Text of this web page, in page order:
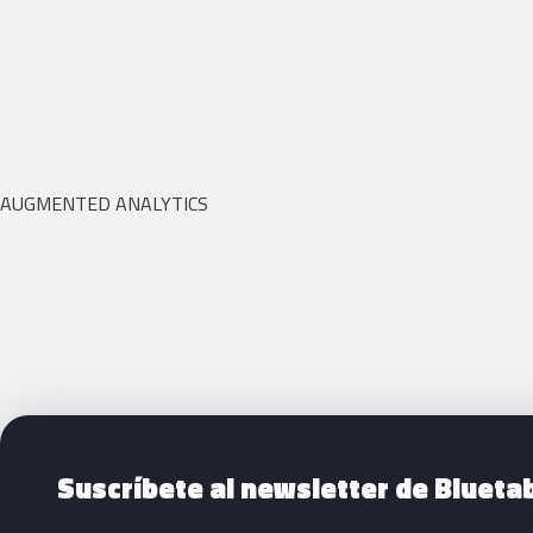
AUGMENTED ANALYTICS
Siguientes pasos con Bluetab
Suscríbete al newsletter de